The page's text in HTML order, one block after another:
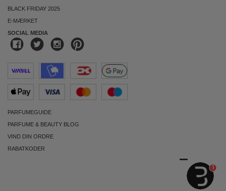
BLACK FRIDAY 2025
E-MÆRKET
SOCIAL MEDIA
PARFUMEGUIDE
PARFUME & BEAUTY BLOG
VIND DIN ORDRE
RABATKODER
1